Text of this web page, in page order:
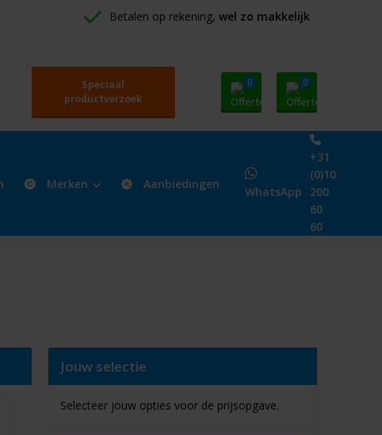
Betalen op rekening, wel zo makkelijk
Speciaal
productverzoek
0 0
Merken Aanbiedingen
WhatsApp
+31
(0)10
200
60
60
Jouw selectie
Selecteer jouw opties voor de prijsopgave.